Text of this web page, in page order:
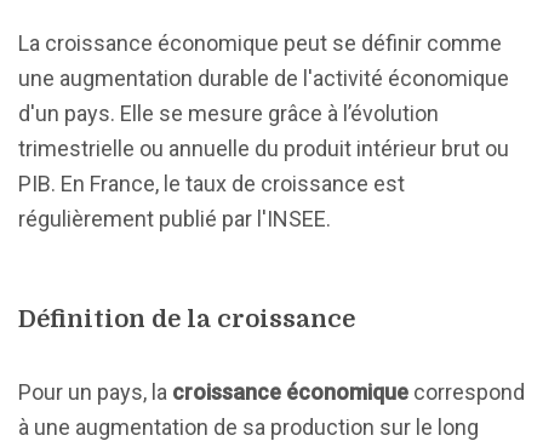
La croissance économique peut se définir comme
une augmentation durable de l'activité économique
d'un pays. Elle se mesure grâce à l’évolution
trimestrielle ou annuelle du produit intérieur brut ou
PIB. En France, le taux de croissance est
régulièrement publié par l'INSEE.
Définition de la croissance
Pour un pays, la croissance économique correspond
à une augmentation de sa production sur le long